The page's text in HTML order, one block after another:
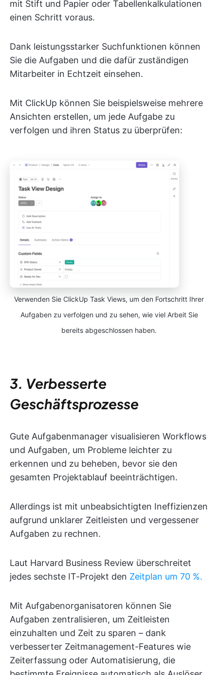
mit Stift und Papier oder Tabellenkalkulationen
einen Schritt voraus.
Dank leistungsstarker Suchfunktionen können
Sie die Aufgaben und die dafür zuständigen
Mitarbeiter in Echtzeit einsehen.
Mit ClickUp können Sie beispielsweise mehrere
Ansichten erstellen, um jede Aufgabe zu
verfolgen und ihren Status zu überprüfen:
Verwenden Sie ClickUp Task Views, um den Fortschritt Ihrer
Aufgaben zu verfolgen und zu sehen, wie viel Arbeit Sie
bereits abgeschlossen haben.
3. Verbesserte
Geschäftsprozesse
Gute Aufgabenmanager visualisieren Workflows
und Aufgaben, um Probleme leichter zu
erkennen und zu beheben, bevor sie den
gesamten Projektablauf beeinträchtigen.
Allerdings ist mit unbeabsichtigten Ineffizienzen
aufgrund unklarer Zeitleisten und vergessener
Aufgaben zu rechnen.
Laut Harvard Business Review überschreitet
jedes sechste IT-Projekt den Zeitplan um 70 %.
Mit Aufgabenorganisatoren können Sie
Aufgaben zentralisieren, um Zeitleisten
einzuhalten und Zeit zu sparen – dank
verbesserter Zeitmanagement-Features wie
Zeiterfassung oder Automatisierung, die